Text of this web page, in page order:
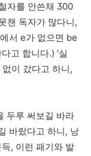
자를 안쓴채 300
챈 독자가 많다니,
서 e가 없으면 be
다고 합니다.) '실
없이 갔다고 하니,
두루 써보길 바라
바랐다고 하니, 낭
, 이런 패기와 발